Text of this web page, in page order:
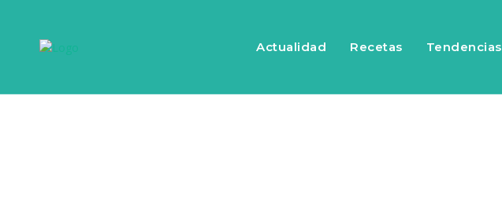
Actualidad Recetas Tendencias